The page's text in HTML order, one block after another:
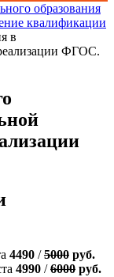
образования
квалификации
в
ФГОС.
4490 /5000 руб.
4990 /6000 руб.